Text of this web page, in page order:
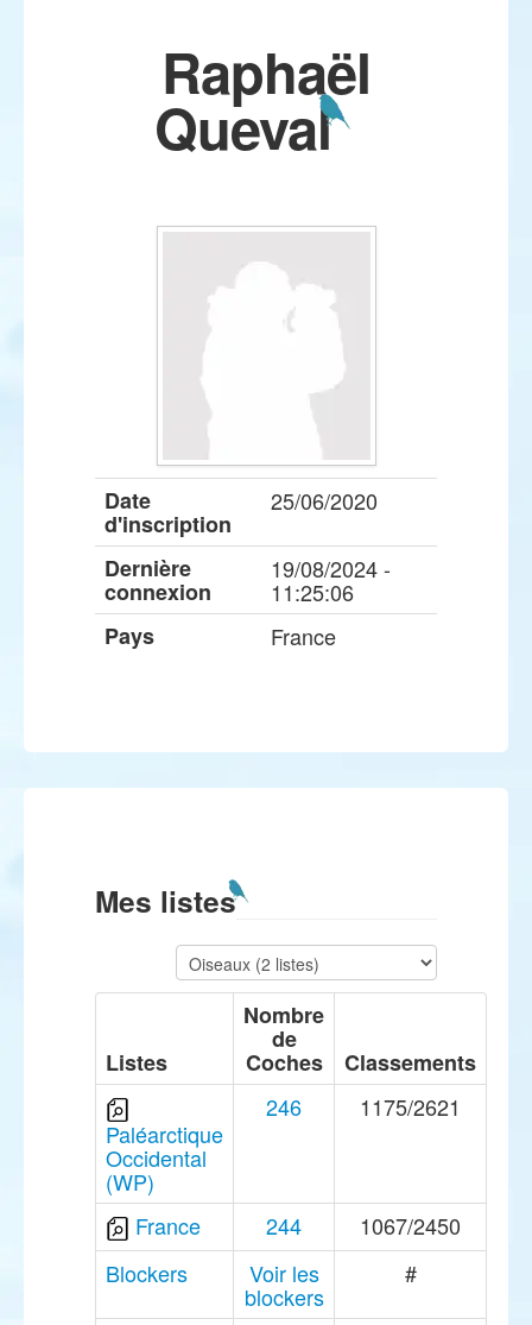
Raphaël
Queval
Date
d'inscription
25/06/2020
Dernière
connexion
19/08/2024 -
11:25:06
Pays
France
Mes listes
Listes
Nombre
de
Coches Classements
Paléarctique
Occidental
(WP)
246 1175/2621
France 244
1067/2450
Blockers
Voir les
blockers
#